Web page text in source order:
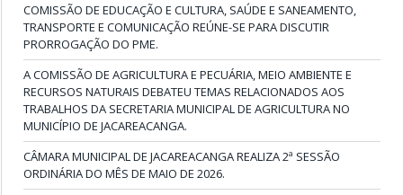
COMISSÃO DE EDUCAÇÃO E CULTURA, SAÚDE E SANEAMENTO,
TRANSPORTE E COMUNICAÇÃO REÚNE-SE PARA DISCUTIR
PRORROGAÇÃO DO PME.
A COMISSÃO DE AGRICULTURA E PECUÁRIA, MEIO AMBIENTE E
RECURSOS NATURAIS DEBATEU TEMAS RELACIONADOS AOS
TRABALHOS DA SECRETARIA MUNICIPAL DE AGRICULTURA NO
MUNICÍPIO DE JACAREACANGA.
CÂMARA MUNICIPAL DE JACAREACANGA REALIZA 2ª SESSÃO
ORDINÁRIA DO MÊS DE MAIO DE 2026.